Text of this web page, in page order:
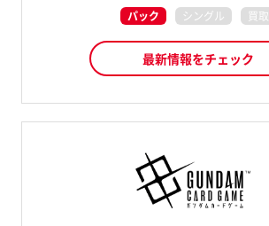
パック シングル 買取
最新情報をチェック